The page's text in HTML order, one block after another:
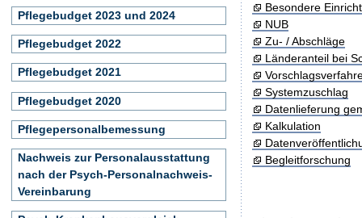
Besondere
NUB
Zu- / Abschläge
Länderanteil bei
Systemzuschlag
Datenlieferung
Kalkulation
Begleitforschung
Pflegebudget 2023 und 2024
Pflegebudget 2022
Pflegebudget 2021
Pflegebudget 2020
Pflegepersonalbemessung
Nachweis zur Personalausstattung
nach der Psych-Personalnachweis-
Vereinbarung